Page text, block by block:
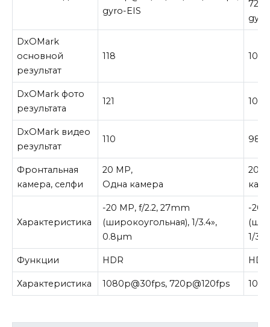
gyro-EIS
DxOMark
основной
результат
118 103
DxOMark фото
результата
121 107
DxOMark видео
результат
110 98
Фронтальная
камера, селфи
20 MP,
Одна камера
20
Характеристика
-20 MP, f/2.2, 27mm
(широкоугольная), 1/3.4»,
0.8µm
-20
1/
Функции HDR
Характеристика 1080p@30fps, 720p@120fps